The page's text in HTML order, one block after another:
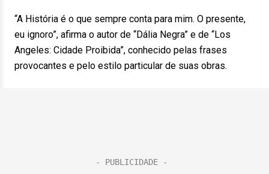
“A História é o que sempre conta para mim. O presente,
eu ignoro”, afirma o autor de “Dália Negra” e de “Los
Angeles: Cidade Proibida”, conhecido pelas frases
provocantes e pelo estilo particular de suas obras.